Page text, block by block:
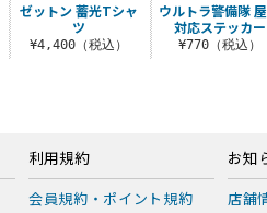
ゼットン 蓄光Tシャ
ツ
¥4,400（税込）
ウルトラ警備隊
対応ステッカー
¥770（税込）
利用規約
会員規約・ポイント規約
お知
店舗